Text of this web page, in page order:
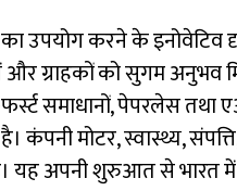
का उपयोग करने के इनोवेटिव
और ग्राहकों को सुगम
समाधानों, पेपरलेस तथा
कंपनी मोटर, स्वास्थ्य,
है। यह अपनी शुरुआत से